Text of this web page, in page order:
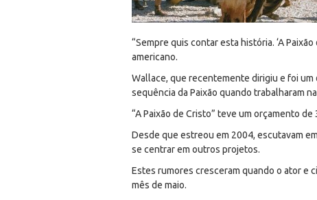
“Sempre quis contar esta história. ‘A
americano.
Wallace, que recentemente dirigiu e foi um
sequência da Paixão quando trabalharam
“A Paixão de Cristo” teve um orçamento
Desde que estreou em 2004, escutavam
se centrar em outros projetos.
Estes rumores cresceram quando o ator e
mês de maio.